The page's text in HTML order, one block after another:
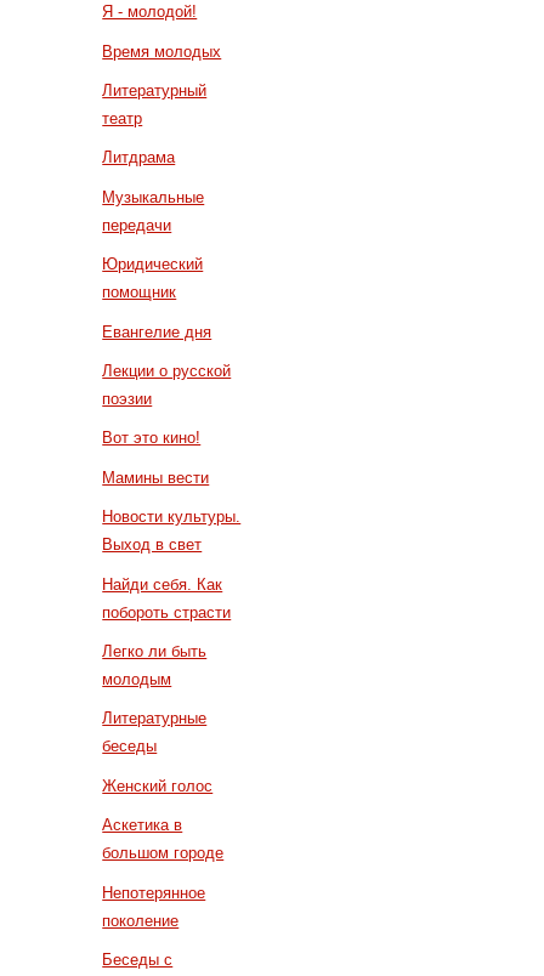
Я - молодой!
Время молодых
Литературный
театр
Литдрама
Музыкальные
передачи
Юридический
помощник
Евангелие дня
Лекции о русской
поэзии
Вот это кино!
Мамины вести
Новости культуры.
Выход в свет
Найди себя. Как
побороть страсти
Легко ли быть
молодым
Литературные
беседы
Женский голос
Аскетика в
большом городе
Непотерянное
поколение
Беседы с